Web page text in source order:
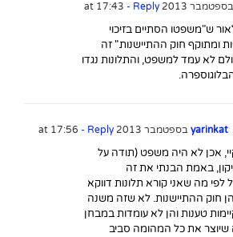
- Reply
ש"משפטו הסתיים בזיכוי
ומתוקף חוק ההתיישנות." זה
לא עמד למשפט, והתלונות נגדו
yarinkat
- Reply
אכן לא היה משפט (תודה על
באמת הבנתי את זה
לפי מה שאני קורא תלונות דווקא
חוק ההתיישנות. לא שזה משנה
טענות והן לא עומדות במבחן
את כל המהומה סביב